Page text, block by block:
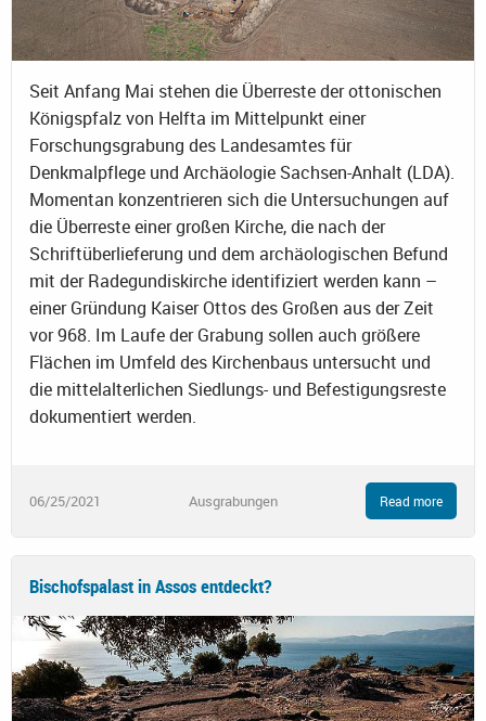
Seit Anfang Mai stehen die Überreste der ottonischen
Königspfalz von Helfta im Mittelpunkt einer
Forschungsgrabung des Landesamtes für
Denkmalpflege und Archäologie Sachsen-Anhalt (LDA).
Momentan konzentrieren sich die Untersuchungen auf
die Überreste einer großen Kirche, die nach der
Schriftüberlieferung und dem archäologischen Befund
mit der Radegundiskirche identifiziert werden kann –
einer Gründung Kaiser Ottos des Großen aus der Zeit
vor 968. Im Laufe der Grabung sollen auch größere
Flächen im Umfeld des Kirchenbaus untersucht und
die mittelalterlichen Siedlungs- und Befestigungsreste
dokumentiert werden.
06/25/2021 Ausgrabungen Read more
Bischofspalast in Assos entdeckt?